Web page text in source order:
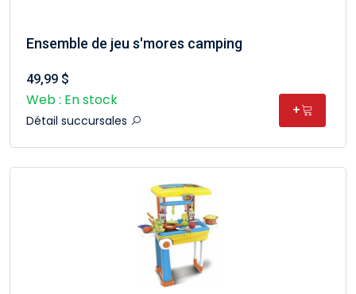
Ensemble de jeu s'mores camping
49,99 $
Web : En stock
Détail succursales
+